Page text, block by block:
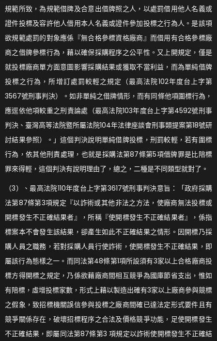
規範所致，為規範借牌及合意出借牌照之人，以處罰借用他人名義或
證件投標及容許他人借用本人名義或證件參加投標之行為人。是該項
欲規範處罰的對象應係『無合格參標資格廠商』而借用有合格參標廠
商之借牌參標行為，藉以確保採購程序之公平性。又上開規定，僅是
就投標廠商單方面意圖影響採購結果或獲取不當利益，而為單純借牌
投標之行為，所增訂處罰較輕之規定（最高法院102年度台上字第
3567號刑事判決）。如非單純之借牌情形，而有同條他項圍標行為，
應逕依他項較重之刑責論處（最高法院103年度台上字第4592號刑事
判決、臺灣高等法院暨所屬法院104年法律座談會刑事類提案第18號研
討結果參照）。」這個判決說明單純借牌投標，刑罰較輕，若有圍標
行為，依其他刑責處理，也就是採購法第87條第5項借牌罪是比陪標
罪來得輕，這個判決有說明理由了，總之，二種是不同類型就對了。
（3）、最高法院110年度台上字第3617號刑事判決意旨：「政府採購
法第87條第3項規定『以詐術或其他非法之方法，使廠商無法投標或
開標發生不正確結果者』，所稱『使開標發生不正確結果者』，係指
標案本不會發生該結果，卻產生如此不正確結果之情形。因開標乃採
購人員之職務，若對採購人員行使詐術，使開標發生不正確結果，即
屬該行為態樣之一。而同法第48條第1項所設須有3家以上合格廠商投
標方得開標之規定，乃係欲藉廠商間相互競爭為國庫節省支出，惟如
有陪標，虛增投標家數，形式上藉以製造出確有3家以上廠商參與競標
之假象，致招標機關誤信參與投標之廠商間確已達法定形式要件且有
競爭關係存在，破壞招標程序之合法及價格競爭功能，足使開標發生
不正確結果，即屬同法第87條第3 項規定以詐術使開標發生不正確結